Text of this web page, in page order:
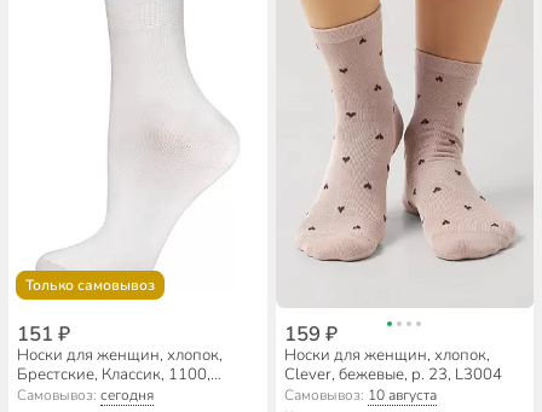
Только самовывоз
151 ₽
Носки для женщин, хлопок,
Брестские, Классик, 1100,
белые, р. 23, 14С1100
Самовывоз:сегодня
159 ₽
Носки для женщин, хлопок,
Clever, бежевые, р. 23, L3004
Самовывоз: 10 августа